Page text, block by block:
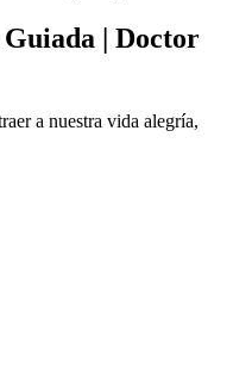
| Doctor
a nuestra vida alegría,